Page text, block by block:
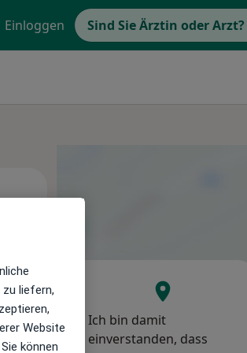
Einloggen Sind Sie Ärztin oder Arzt?
Ich bin damit
einverstanden, dass
liefern,
Website
können